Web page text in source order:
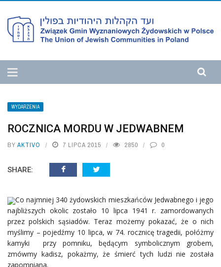
WYDARZENIA
ROCZNICA MORDU W JEDWABNEM
BY AKTIVO 7 LIPCA 2015 2850 0
SHARE:
Co najmniej 340 żydowskich mieszkańców Jedwabnego i jego
najbliższych okolic zostało 10 lipca 1941 r. zamordowanych
przez polskich sąsiadów. Teraz możemy pokazać, że o nich
myślimy – pojedźmy 10 lipca, w 74. rocznicę tragedii, połóżmy
kamyki przy pomniku, będącym symbolicznym grobem,
zmówmy kadisz, pokażmy, że śmierć tych ludzi nie została
zapomniana.